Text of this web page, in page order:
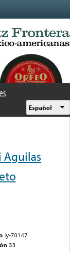
Español
Aguilas
ly-70147
33